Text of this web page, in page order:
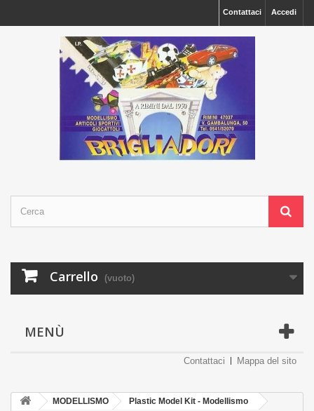
Accedi
Contattaci
Carrello (vuoto)
MENÙ
Contattaci Mappa del sito
MODELLISMO
Plastic Model Kit - Modellismo